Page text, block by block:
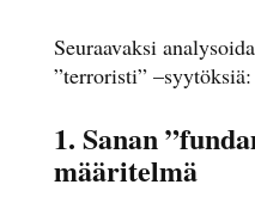
Seuraavaksi
”terroristi” –syytöksiä:
1. Sanan
määritelmä